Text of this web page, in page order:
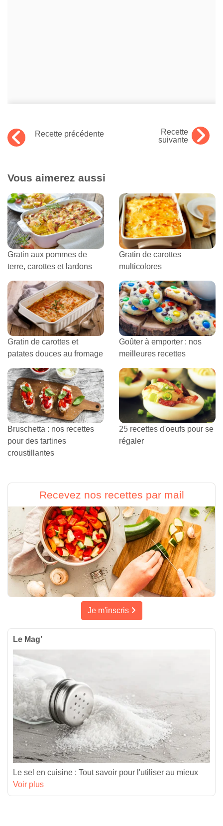
Recette précédente
Recette
suivante
Vous aimerez aussi
Gratin aux pommes de
terre, carottes et lardons
Gratin de carottes
multicolores
Gratin de carottes et
patates douces au fromage
Goûter à emporter : nos
meilleures recettes
Bruschetta : nos recettes
pour des tartines
croustillantes
25 recettes d'oeufs pour se
régaler
Recevez nos recettes par mail
Je m'inscris
Le Mag’
Le sel en cuisine : Tout savoir pour l'utiliser au mieux
Voir plus